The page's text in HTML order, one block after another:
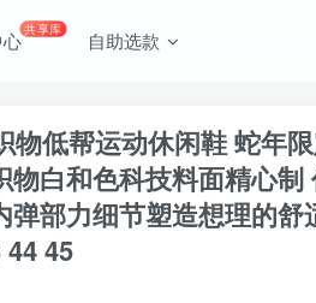
共享库 自助选款
物低帮运动休闲鞋 蛇年
白和色科技料面精心
部力细节塑造想理的
45